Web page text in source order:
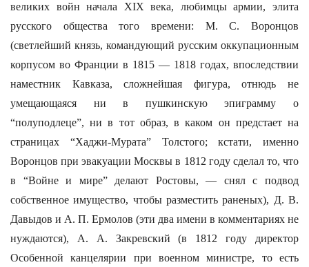
великих войн начала XIX века, любимцы армии, элита
русского общества того времени: М. С. Воронцов
(светлейший князь, командующий русским оккупационным
корпусом во Франции в 1815 — 1818 годах, впоследствии
наместник Кавказа, сложнейшая фигура, отнюдь не
умещающаяся ни в пушкинскую эпиграмму о
“полуподлеце”, ни в тот образ, в каком он предстает на
страницах “Хаджи-Мурата” Толстого; кстати, именно
Воронцов при эвакуации Москвы в 1812 году сделал то, что
в “Войне и мире” делают Ростовы, — снял с подвод
собственное имущество, чтобы разместить раненых), Д. В.
Давыдов и А. П. Ермолов (эти два имени в комментариях не
нуждаются), А. А. Закревский (в 1812 году директор
Особенной канцелярии при военном министре, то есть